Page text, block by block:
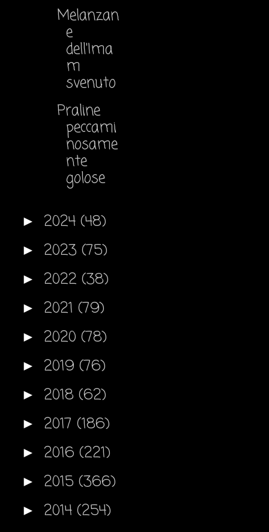
Melanzan
e
dell'Ima
m
svenuto
Praline
peccami
nosame
nte
golose
► 2024 (48)
► 2023 (75)
► 2022 (38)
► 2021 (79)
► 2020 (78)
► 2019 (76)
► 2018 (62)
► 2017 (186)
► 2016 (221)
► 2015 (366)
► 2014 (254)